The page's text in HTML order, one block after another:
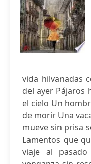
vida hilvanadas
del ayer Pájaros
el cielo Un
de morir Una
mueve sin prisa
Lamentos que
viaje al